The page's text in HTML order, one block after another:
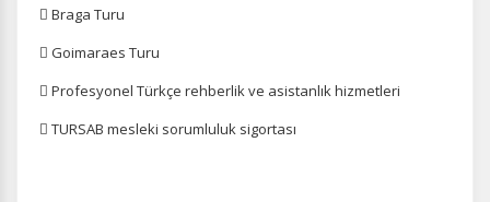
 Braga Turu
 Goimaraes Turu
 Profesyonel Türkçe rehberlik ve asistanlık hizmetleri
 TURSAB mesleki sorumluluk sigortası